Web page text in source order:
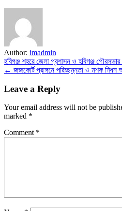
Author: imadmin
Post
navigation
হবিগঞ্জ শহরে জেলা প্রশাসন ও হবিগঞ্জ
← জজকোর্ট প্রাঙ্গনে পরিচ্ছন্নতা ও মশক নিধন
Leave a Reply
Your email address will not be
marked *
Comment *